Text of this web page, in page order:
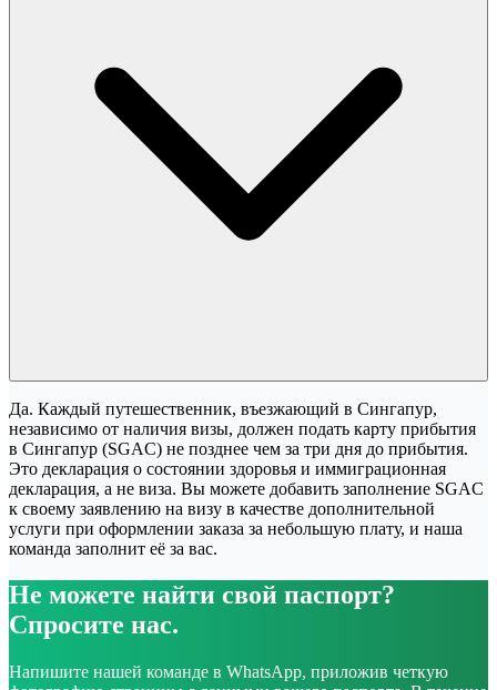
Да. Каждый путешественник, въезжающий в Сингапур,
независимо от наличия визы, должен подать карту прибытия
в Сингапур (SGAC) не позднее чем за три дня до прибытия.
Это декларация о состоянии здоровья и иммиграционная
декларация, а не виза. Вы можете добавить заполнение SGAC
к своему заявлению на визу в качестве дополнительной
услуги при оформлении заказа за небольшую плату, и наша
команда заполнит её за вас.
Не можете найти свой паспорт?
Спросите нас.
Напишите нашей команде в WhatsApp, приложив четкую